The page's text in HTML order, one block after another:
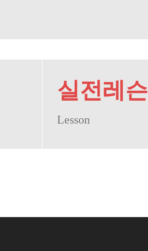
실전레슨
Lesson